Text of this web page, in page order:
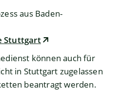
aus Baden-
Stuttgart
können auch für
in Stuttgart zugelassen
beantragt werden.